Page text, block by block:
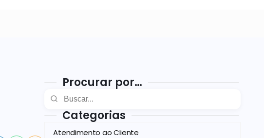
Procurar por…
Categorias
Atendimento ao Cliente